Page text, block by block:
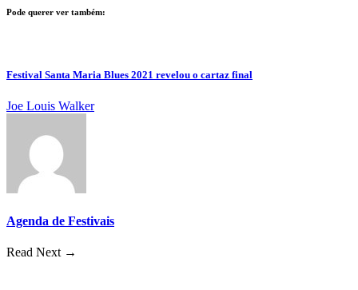
Pode querer ver também:
Festival Santa Maria Blues 2021 revelou o cartaz final
Joe Louis Walker
Agenda de Festivais
Read Next →